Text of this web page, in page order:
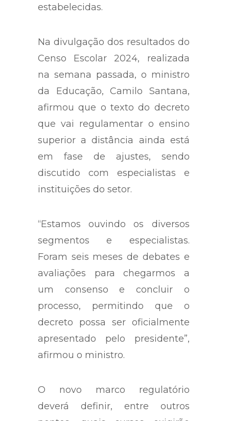
estabelecidas.
Na divulgação dos resultados do
Censo Escolar 2024, realizada
na semana passada, o ministro
da Educação, Camilo Santana,
afirmou que o texto do decreto
que vai regulamentar o ensino
superior a distância ainda está
em fase de ajustes, sendo
discutido com especialistas e
instituições do setor.
“Estamos ouvindo os diversos
segmentos e especialistas.
Foram seis meses de debates e
avaliações para chegarmos a
um consenso e concluir o
processo, permitindo que o
decreto possa ser oficialmente
apresentado pelo presidente”,
afirmou o ministro.
O novo marco regulatório
deverá definir, entre outros